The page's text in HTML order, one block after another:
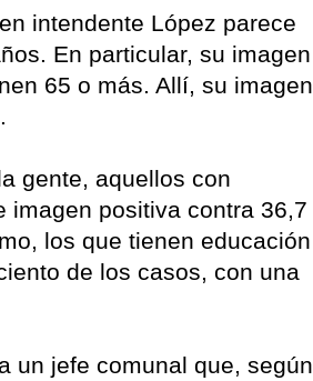
intendente López parece
En particular, su imagen
65 o más. Allí, su imagen
gente, aquellos con
imagen positiva contra 36,7
los que tienen educación
de los casos, con una
un jefe comunal que, según